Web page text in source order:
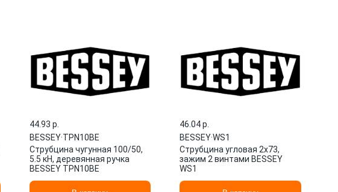
44.93 p.
BESSEY·TPN10BE
Струбцина чугунная 100/50,
5.5 кН, деревянная ручка
BESSEY TPN10BE
46.04 p.
BESSEY·WS1
Струбцина угловая 2x73,
зажим 2 винтами BESSEY
WS1